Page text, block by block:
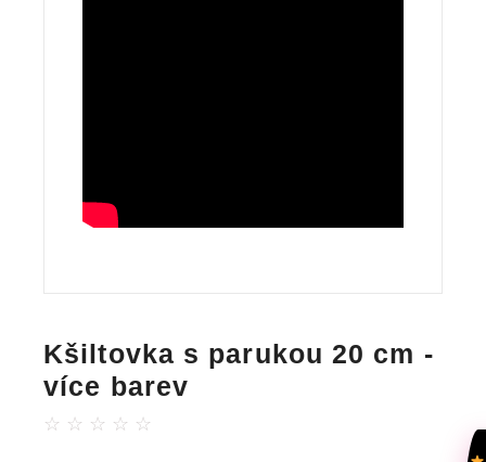
Kšiltovka s parukou 20 cm -
více barev
☆ ☆ ☆ ☆ ☆